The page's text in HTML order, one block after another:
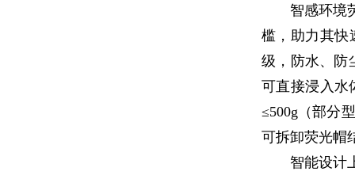
智感环境
槛，助力其快
级，防水、防
可直接浸入水
≤500g（部分
可拆卸荧光帽
智能设计